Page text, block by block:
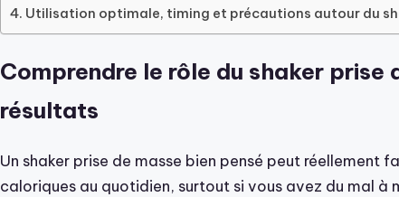
Utilisation optimale, timing et précautions autour du
Comprendre le rôle du shaker prise
résultats
Un shaker prise de masse bien pensé peut réellement
caloriques au quotidien, surtout si vous avez du mal à